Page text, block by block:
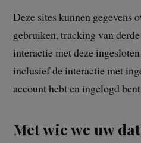
Deze sites kunnen gegevens
gebruiken, tracking van
interactie met deze
inclusief de interactie met
account hebt en ingelogd
Met wie we uw